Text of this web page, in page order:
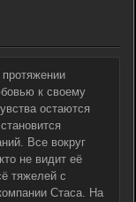
к своему
остаются
Все вокруг
не видит её
тяжелей с
Стаса. На